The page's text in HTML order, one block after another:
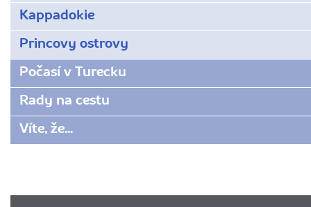
Kappadokie
Princovy ostrovy
Počasí v Turecku
Rady na cestu
Víte, že...